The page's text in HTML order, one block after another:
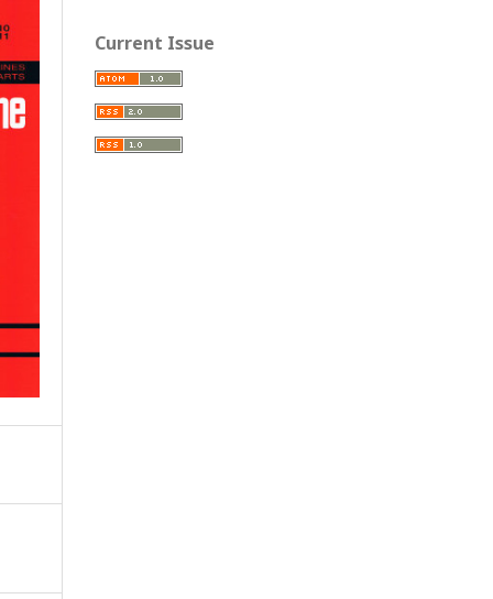
Current Issue